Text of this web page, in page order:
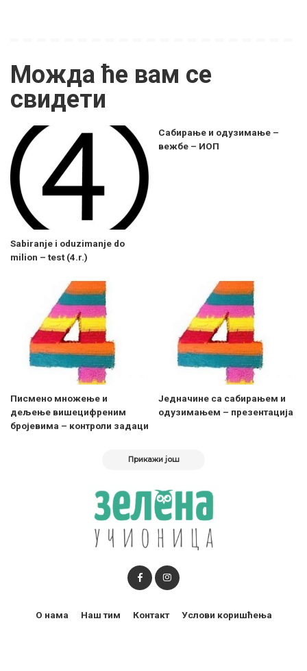
Можда ће вам се
свидети
Sabiranje i oduzimanje do
milion – test (4.r.)
Сабирање и одузимање –
вежбе – ИОП
Писмено множење и
дељење вишецифреним
бројевима – контроли задаци
Једначине са сабирањем и
одузимањем – презентација
Прикажи још
О нама Наш тим Контакт Услови коришћења